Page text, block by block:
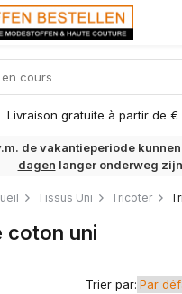
Livraison gratuite à partir de €
de vakantieperiode kunnen
dagen langer onderweg
Tissus Uni Tricoter
coton uni
Trier par: